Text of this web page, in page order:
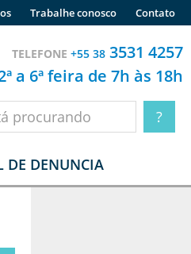
Trabalhe conosco Contato
TELEFONE +55 38 3531 4257
a 6ª feira de 7h às 18h
DE DENUNCIA